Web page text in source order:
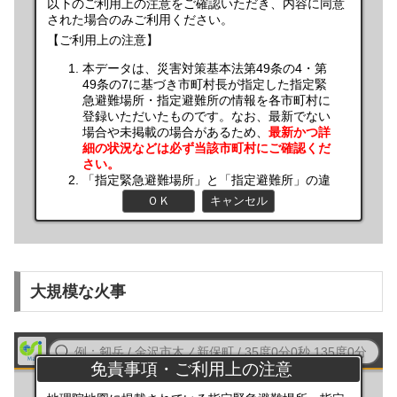
大規模な火事